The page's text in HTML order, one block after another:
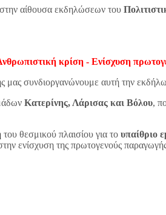
στην αίθουσα εκδηλώσεων του
κρίση - Ενίσχυση
μας συνδιοργανώνουμε αυτή την
Κατερίνης, Λάρισας και Βόλου,
του θεσμικού πλαισίου για το υπαίθριο
ενίσχυση της πρωτογενούς